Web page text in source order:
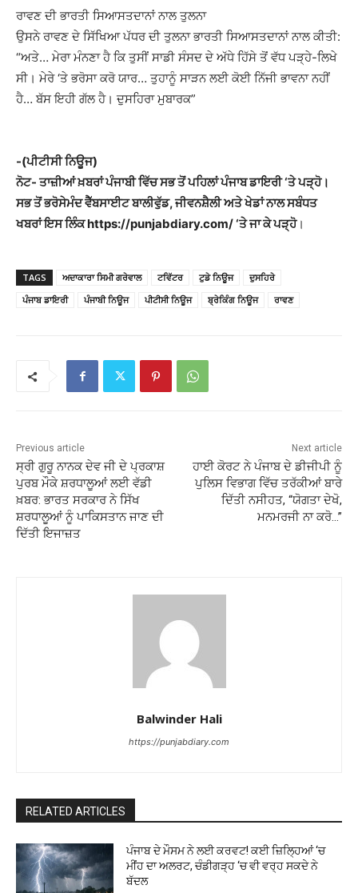
ਰਾਵਣ ਦੀ ਭਾਰਤੀ ਸਿਆਸਤਦਾਨਾਂ ਨਾਲ ਤੁਲਨਾ
ਉਸਨੇ ਰਾਵਣ ਦੇ ਸਿੱਖਿਆ ਪੱਧਰ ਦੀ ਤੁਲਨਾ ਭਾਰਤੀ ਸਿਆਸਤਦਾਨਾਂ ਨਾਲ ਕੀਤੀ:
“ਅਤੇ… ਮੇਰਾ ਮੰਨਣਾ ਹੈ ਕਿ ਤੁਸੀਂ ਸਾਡੀ ਸੰਸਦ ਦੇ ਅੱਧੇ ਹਿੱਸੇ ਤੋਂ ਵੱਧ ਪੜ੍ਹੇ-ਲਿਖੇ
ਸੀ। ਮੇਰੇ ‘ਤੇ ਭਰੋਸਾ ਕਰੋ ਯਾਰ… ਤੁਹਾਨੂੰ ਸਾੜਨ ਲਈ ਕੋਈ ਨਿੱਜੀ ਭਾਵਨਾ ਨਹੀਂ
ਹੈ… ਬੱਸ ਇਹੀ ਗੱਲ ਹੈ। ਦੁਸਹਿਰਾ ਮੁਬਾਰਕ”
-(ਪੀਟੀਸੀ ਨਿਊਜ)
ਨੋਟ- ਤਾਜ਼ੀਆਂ ਖ਼ਬਰਾਂ ਪੰਜਾਬੀ ਵਿੱਚ ਸਭ ਤੋਂ ਪਹਿਲਾਂ ਪੰਜਾਬ ਡਾਇਰੀ ‘ਤੇ ਪੜ੍ਹੋ।
ਸਭ ਤੋਂ ਭਰੋਸੇਮੰਦ ਵੈੱਬਸਾਈਟ ਬਾਲੀਵੁੱਡ, ਜੀਵਨਸ਼ੈਲੀ ਅਤੇ ਖੇਡਾਂ ਨਾਲ ਸਬੰਧਤ
ਖਬਰਾਂ ਇਸ ਲਿੰਕ https://punjabdiary.com/ ‘ਤੇ ਜਾ ਕੇ ਪੜ੍ਹੋ।
TAGS ਅਦਾਕਾਰਾ ਸਿਮੀ ਗਰੇਵਾਲ ਟਵਿੱਟਰ ਟੁਡੇ ਨਿਊਜ
ਦੁਸਹਿਰੇ
ਪੰਜਾਬ ਡਾਇਰੀ
ਪੰਜਾਬੀ ਨਿਊਜ ਪੀਟੀਸੀ ਨਿਊਜ ਬ੍ਰੇਕਿੰਗ ਨਿਊਜ ਰਾਵਣ
Previous article
ਸ੍ਰੀ ਗੁਰੂ ਨਾਨਕ ਦੇਵ ਜੀ ਦੇ ਪ੍ਰਕਾਸ਼
ਪੁਰਬ ਮੌਕੇ ਸ਼ਰਧਾਲੂਆਂ ਲਈ ਵੱਡੀ
ਖ਼ਬਰ: ਭਾਰਤ ਸਰਕਾਰ ਨੇ ਸਿੱਖ
ਸ਼ਰਧਾਲੂਆਂ ਨੂੰ ਪਾਕਿਸਤਾਨ ਜਾਣ ਦੀ
ਦਿੱਤੀ ਇਜਾਜ਼ਤ
Next article
ਹਾਈ ਕੋਰਟ ਨੇ ਪੰਜਾਬ ਦੇ ਡੀਜੀਪੀ ਨੂੰ
ਪੁਲਿਸ ਵਿਭਾਗ ਵਿੱਚ ਤਰੱਕੀਆਂ ਬਾਰੇ
ਦਿੱਤੀ ਨਸੀਹਤ, “ਯੋਗਤਾ ਦੇਖੋ,
ਮਨਮਰਜੀ ਨਾ ਕਰੋ…”
Balwinder Hali
https://punjabdiary.com
RELATED ARTICLES
ਪੰਜਾਬ ਦੇ ਮੌਸਮ ਨੇ ਲਈ ਕਰਵਟ! ਕਈ ਜ਼ਿਲ੍ਹਿਆਂ ‘ਚ
ਮੀਂਹ ਦਾ ਅਲਰਟ, ਚੰਡੀਗੜ੍ਹ ‘ਚ ਵੀ ਵਰ੍ਹ ਸਕਦੇ ਨੇ
ਬੱਦਲ